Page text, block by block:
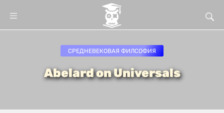
СРЕДНЕВЕКОВАЯ ФИЛСОФИЯ
Abelard on Universals